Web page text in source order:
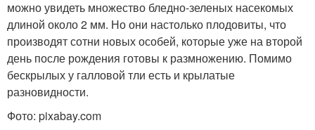
можно увидеть множество бледно-зеленых насекомых
длиной около 2 мм. Но они настолько плодовиты, что
производят сотни новых особей, которые уже на второй
день после рождения готовы к размножению. Помимо
бескрылых у галловой тли есть и крылатые
разновидности.
Фото: pixabay.com